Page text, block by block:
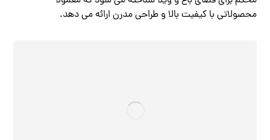
محصولاتی با کیفیت بالا و طراحی مدرن ارائه می ‌دهد.